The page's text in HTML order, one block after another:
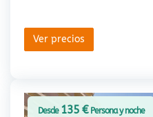
Ver precios
Desde 135 €Persona y noche